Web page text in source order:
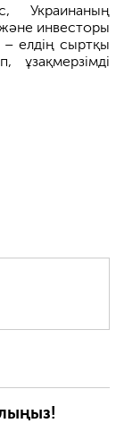
Украинаның
инвесторы
– елдің сыртқы
ұзақмерзімді